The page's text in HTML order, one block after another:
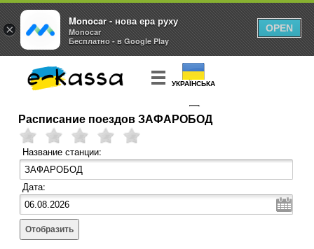
УКРАЇНСЬКА
КУПИТЬБИЛЕТ
Расписание поездов ЗАФАРОБОД
Название станции:
Дата:
Отобразить
×
Monocar - нова ера руху
Monocar
Бесплатно - в Google Play
OPEN